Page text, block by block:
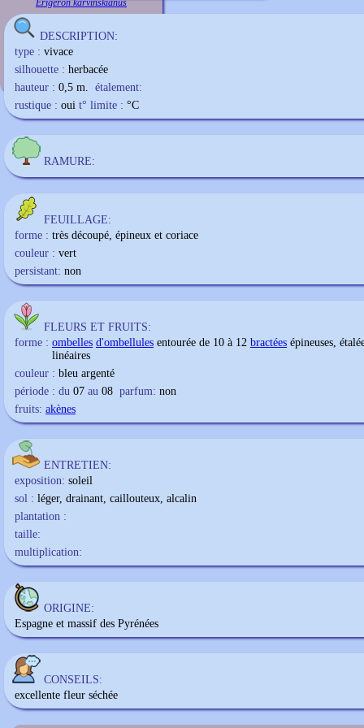
Erigeron karvinskianus
DESCRIPTION:
type : vivace
silhouette : herbacée
hauteur : 0,5 m. étalement:
rustique : oui t° limite : °C
RAMURE:
FEUILLAGE:
forme : très découpé, épineux et coriace
couleur : vert
persistant: non
FLEURS ET FRUITS:
forme : ombelles d'ombellules entourée de 10 à 12 bractées épineuses,
linéaires
couleur : bleu argenté
période : du 07 au 08 parfum: non
fruits: akènes
ENTRETIEN:
exposition: soleil
sol : léger, drainant, caillouteux, alcalin
plantation :
taille:
multiplication:
ORIGINE:
Espagne et massif des Pyrénées
CONSEILS:
excellente fleur séchée